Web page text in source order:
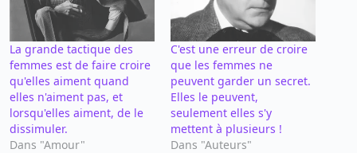
La grande tactique des
femmes est de faire croire
qu'elles aiment quand
elles n'aiment pas, et
lorsqu'elles aiment, de le
dissimuler.
Dans "Amour"
C'est une erreur de croire
que les femmes ne
peuvent garder un secret.
Elles le peuvent,
seulement elles s'y
mettent à plusieurs !
Dans "Auteurs"